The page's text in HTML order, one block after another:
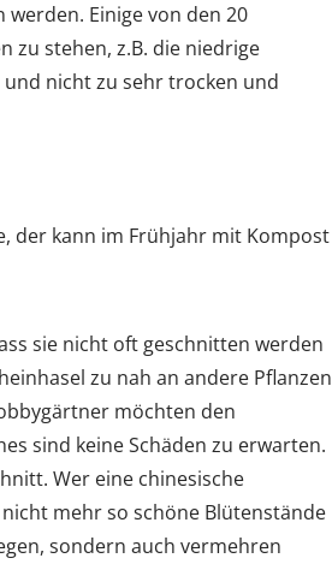
Einige von den 20
zu stehen, z.B. die niedrige
nicht zu sehr trocken und
der kann im Frühjahr mit Kompost
sie nicht oft geschnitten werden
zu nah an andere Pflanzen
möchten den
sind keine Schäden zu erwarten.
Wer eine chinesische
mehr so schöne Blütenstände
sondern auch vermehren